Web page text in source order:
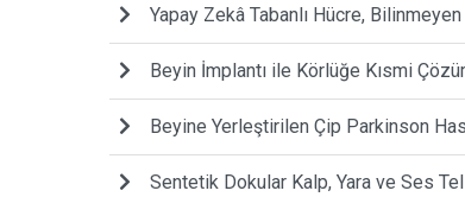
Yapay Zekâ Tabanlı Hücre,
Beyin İmplantı ile Körlüğe Kısmi
Beyine Yerleştirilen Çip Parkinson
Sentetik Dokular Kalp, Yara ve Ses